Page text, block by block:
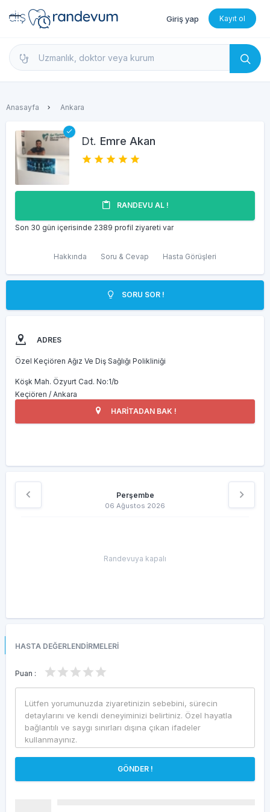
dishekimleri.net - Diş Hekimi Bul, Yorumları İncele
Giriş yap Kayıt ol
Anasayfa Ankara
Dt. Emre Akan
RANDEVU AL !
Son 30 gün içerisinde 2389 profil ziyareti var
Hakkında Soru & Cevap Hasta Görüşleri
SORU SOR !
ADRES
Özel Keçiören Ağız Ve Diş Sağlığı Polikliniği
Köşk Mah. Özyurt Cad. No:1/b
Keçiören / Ankara
HARİTADAN BAK !
Perşembe
06 Ağustos 2026
Randevuya kapalı
HASTA DEĞERLENDİRMELERİ
Puan :
GÖNDER !